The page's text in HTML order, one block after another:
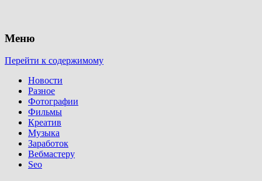
Меню
Перейти к содержимому
Новости
Разное
Фотографии
Фильмы
Креатив
Музыка
Заработок
Вебмастеру
Seo